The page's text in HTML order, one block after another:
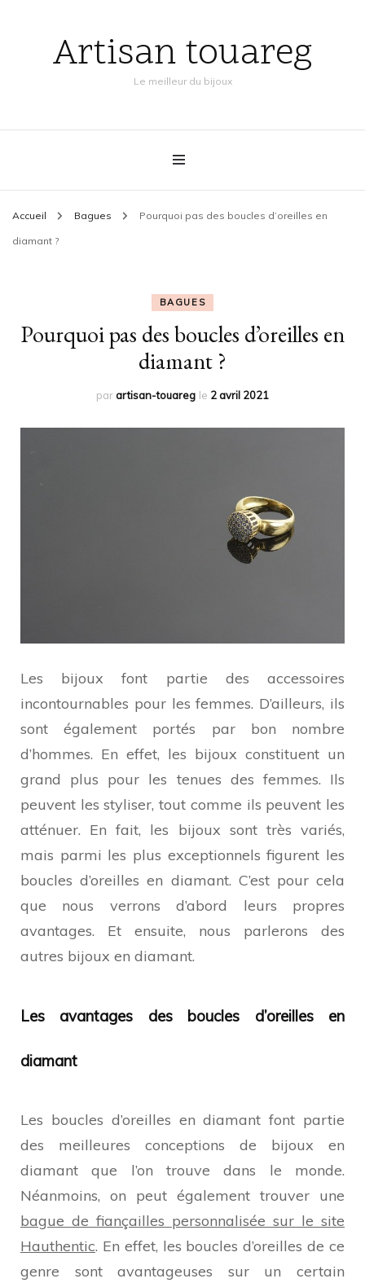
Artisan touareg
Le meilleur du bijoux
Accueil Bagues Pourquoi pas des boucles d’oreilles en
diamant ?
BAGUES
Pourquoi pas des boucles d’oreilles en
diamant ?
parartisan-touareg le 2 avril 2021
Les bijoux font partie des accessoires
incontournables pour les femmes. D’ailleurs, ils
sont également portés par bon nombre
d’hommes. En effet, les bijoux constituent un
grand plus pour les tenues des femmes. Ils
peuvent les styliser, tout comme ils peuvent les
atténuer. En fait, les bijoux sont très variés,
mais parmi les plus exceptionnels figurent les
boucles d’oreilles en diamant. C’est pour cela
que nous verrons d’abord leurs propres
avantages. Et ensuite, nous parlerons des
autres bijoux en diamant.
Les avantages des boucles d’oreilles en
diamant
Les boucles d’oreilles en diamant font partie
des meilleures conceptions de bijoux en
diamant que l’on trouve dans le monde.
Néanmoins, on peut également trouver une
bague de fiançailles personnalisée sur le site
Hauthentic. En effet, les boucles d’oreilles de ce
genre sont avantageuses sur un certain